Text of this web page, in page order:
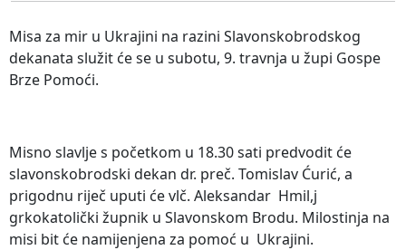
Misa za mir u Ukrajini na razini Slavonskobrodskog
dekanata služit će se u subotu, 9. travnja u župi Gospe
Brze Pomoći.
Misno slavlje s početkom u 18.30 sati predvodit će
slavonskobrodski dekan dr. preč. Tomislav Ćurić, a
prigodnu riječ uputi će vlč. Aleksandar Hmil,j
grkokatolički župnik u Slavonskom Brodu. Milostinja na
misi bit će namijenjena za pomoć u Ukrajini.